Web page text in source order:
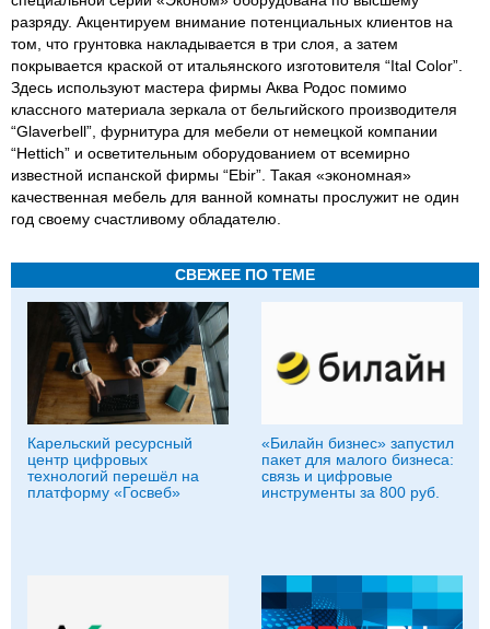
разряду. Акцентируем внимание потенциальных клиентов на
том, что грунтовка накладывается в три слоя, а затем
покрывается краской от итальянского изготовителя “Ital Color”.
Здесь используют мастера фирмы Аква Родос помимо
классного материала зеркала от бельгийского производителя
“Glaverbell”, фурнитура для мебели от немецкой компании
“Hettich” и осветительным оборудованием от всемирно
известной испанской фирмы “Ebir”. Такая «экономная»
качественная мебель для ванной комнаты прослужит не один
год своему счастливому обладателю.
СВЕЖЕЕ ПО ТЕМЕ
Карельский ресурсный
центр цифровых
технологий перешёл на
платформу «Госвеб»
«Билайн бизнес» запустил
пакет для малого бизнеса:
связь и цифровые
инструменты за 800 руб.